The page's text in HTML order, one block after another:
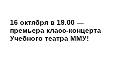
16 октября в 19.00 —
премьера класс-концерта
Учебного театра ММУ!